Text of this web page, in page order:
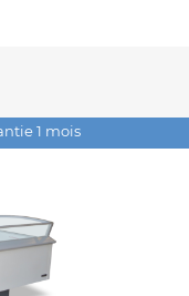
1 mois